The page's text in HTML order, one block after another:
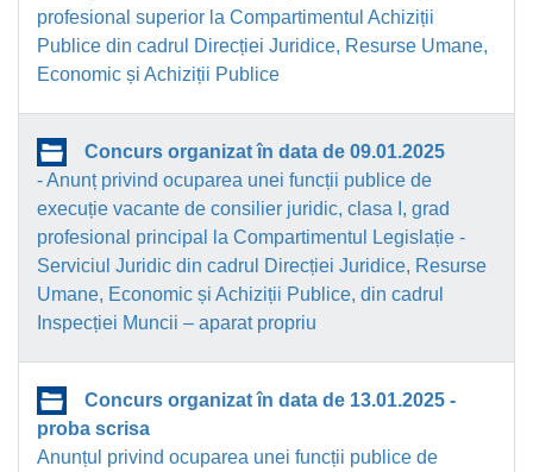
profesional superior la Compartimentul Achiziții
Publice din cadrul Direcției Juridice, Resurse Umane,
Economic și Achiziții Publice
Concurs organizat în data de 09.01.2025
- Anunț privind ocuparea unei funcții publice de
execuție vacante de consilier juridic, clasa I, grad
profesional principal la Compartimentul Legislație -
Serviciul Juridic din cadrul Direcției Juridice, Resurse
Umane, Economic și Achiziții Publice, din cadrul
Inspecției Muncii – aparat propriu
Concurs organizat în data de 13.01.2025 -
proba scrisa
Anunțul privind ocuparea unei funcții publice de